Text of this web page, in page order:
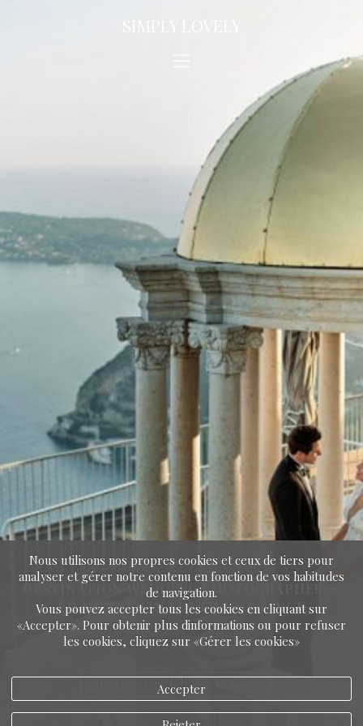
DESTINATION WEDDING PHOTOGRAPHER &
FILMMAKER IN SOUTH OF FRANCE
PHOTOGRAPHY
Nous utilisons nos propres cookies et ceux de tiers pour
analyser et gérer notre contenu en fonction de vos habitudes
de navigation.
Vous pouvez accepter tous les cookies en cliquant sur
«Accepter». Pour obtenir plus dinformations ou pour refuser
les cookies, cliquez sur «Gérer les cookies»
Accepter